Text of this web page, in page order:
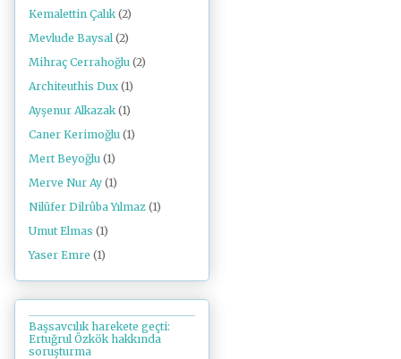
Kemalettin Çalık (2)
Mevlude Baysal (2)
Mihraç Cerrahoğlu (2)
Architeuthis Dux (1)
Ayşenur Alkazak (1)
Caner Kerimoğlu (1)
Mert Beyoğlu (1)
Merve Nur Ay (1)
Nilüfer Dilrûba Yılmaz (1)
Umut Elmas (1)
Yaser Emre (1)
Başsavcılık harekete geçti:
Ertuğrul Özkök hakkında
soruşturma